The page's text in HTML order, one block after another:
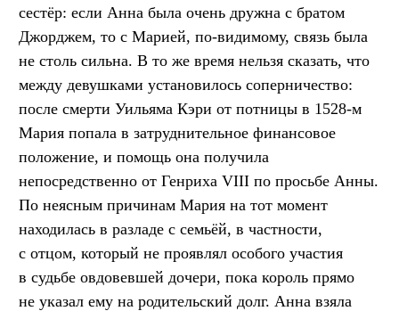
сестёр: если Анна была очень дружна с братом
Джорджем, то с Марией, по-видимому, связь была
не столь сильна. В то же время нельзя сказать, что
между девушками установилось соперничество:
после смерти Уильяма Кэри от потницы в 1528-м
Мария попала в затруднительное финансовое
положение, и помощь она получила
непосредственно от Генриха VIII по просьбе Анны.
По неясным причинам Мария на тот момент
находилась в разладе с семьёй, в частности,
с отцом, который не проявлял особого участия
в судьбе овдовевшей дочери, пока король прямо
не указал ему на родительский долг. Анна взяла